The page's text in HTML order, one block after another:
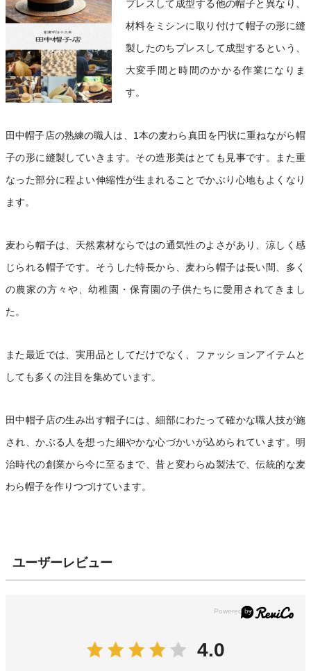
プレスして成型する他の帽子と異なり、
材料をミシンに取り付けて帽子の形に縫
製したのちプレスして成型するという、
大変手間と時間のかかる作業になりま
す。
田中帽子店の熟練の職人は、1本の麦わら真田を円状に重ねながら帽
子の形に縫製していきます。その造形美はとても見事です。また重
なった部分に程よい伸縮性が生まれることでかぶり心地もよくなり
ます。
麦わら帽子は、天然素材ならではの通気性のよさがあり、涼しく感
じられる帽子です。そうした特長から、麦わら帽子は長い間、多く
の農家の方々や、幼稚園・保育園の子供たちに愛用されてきまし
た。
また最近では、実用品としてだけでなく、ファッションアイテムと
しても多くの注目を集めています。
田中帽子店の生み出す帽子には、細部にわたって確かな職人技が施
され、かぶる人を想った細やかな心づかいが込められています。明
治時代の創業から今に至るまで、昔と変わらぬ製法で、伝統的な麦
わら帽子を作りつづけています。
ユーザーレビュー
4.0